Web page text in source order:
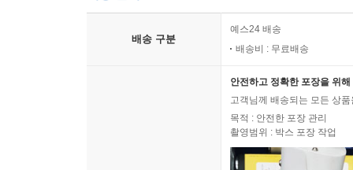
배송 구분
예스24 배송
배송비 : 무료배송
안전하고 정확한 포장을 위
고객님께 배송되는 모든 상
목적 : 안전한 포장 관리
촬영범위 : 박스 포장 작업